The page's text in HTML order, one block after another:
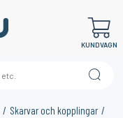
KUNDVAGN
Skarvar och kopplingar